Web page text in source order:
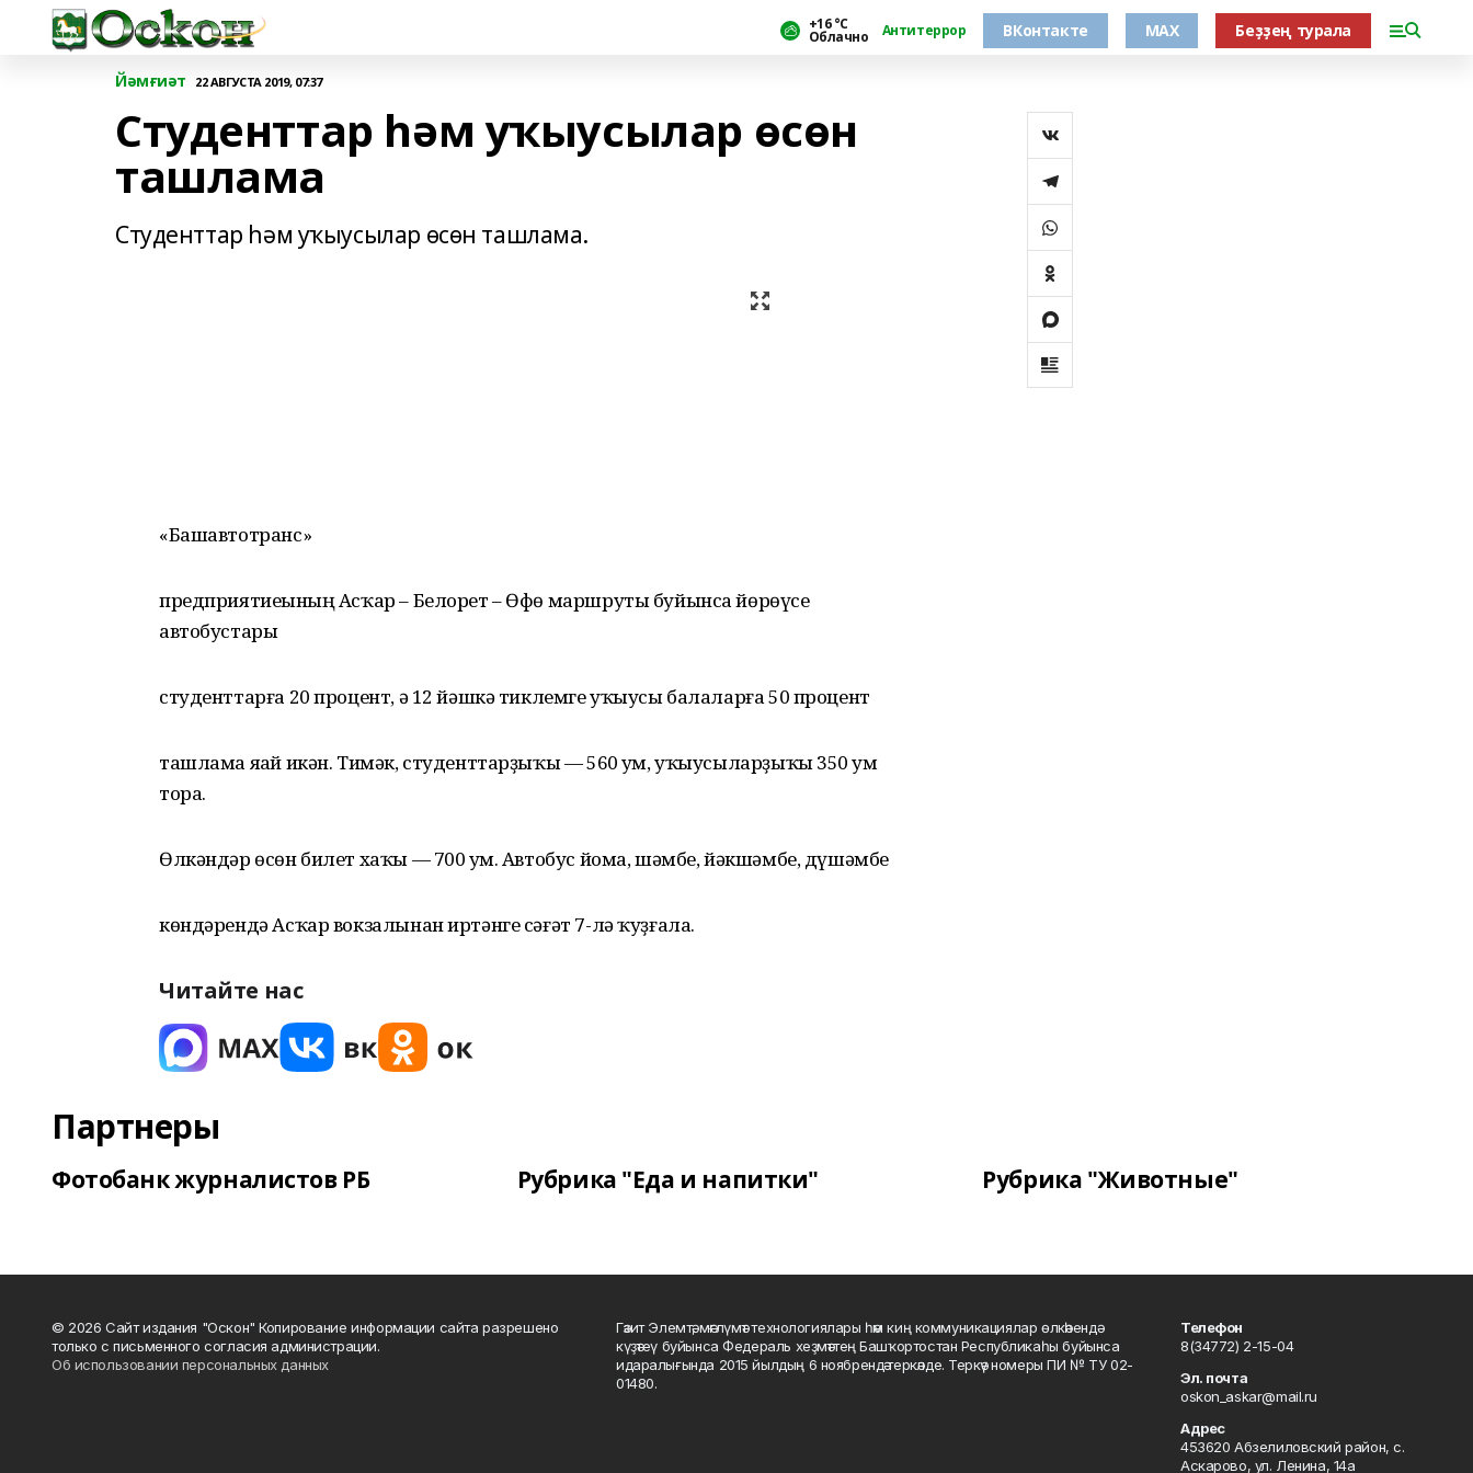
+16 °С
Облачно Антитеррор ВКонтакте MAX Беҙҙең турала
Йәмғиәт 22 АВГУСТА 2019, 07:37
Студенттар һәм уҡыусылар өсөн
ташлама
Студенттар һәм уҡыусылар өсөн ташлама.
«Башавтотранс»
предприятиеһының Асҡар – Белорет – Өфө маршруты буйынса йөрөүсе
автобустары
студенттарға 20 процент, ә 12 йәшкә тиклемге уҡыусы балаларға 50 процент
ташлама яһай икән. Тимәк, студенттарҙыҡы — 560 һум, уҡыусыларҙыҡы 350 һум
тора.
Өлкәндәр өсөн билет хаҡы — 700 һум. Автобус йома, шәмбе, йәкшәмбе, дүшәмбе
көндәрендә Асҡар вокзалынан иртәнге сәғәт 7-лә ҡуҙғала.
Читайте нас
Партнеры
Фотобанк журналистов РБ Рубрика "Еда и напитки" Рубрика "Животные"
© 2026 Сайт издания "Оскон" Копирование информации сайта разрешено
только с письменного согласия администрации.
Об использовании персональных данных
Гәзит Элемтә, мәғлүмәт технологиялары һәм киң коммуникациялар өлкәһендә
күҙәтеү буйынса Федераль хеҙмәттең Башҡортостан Республикаһы буйынса
идаралығында 2015 йылдың 6 ноябрендә теркәлде. Теркәү номеры ПИ № ТУ 02-
01480.
Телефон
8(34772) 2-15-04
Эл. почта
oskon_askar@mail.ru
Адрес
453620 Абзелиловский район, с.
Аскарово, ул. Ленина, 14а